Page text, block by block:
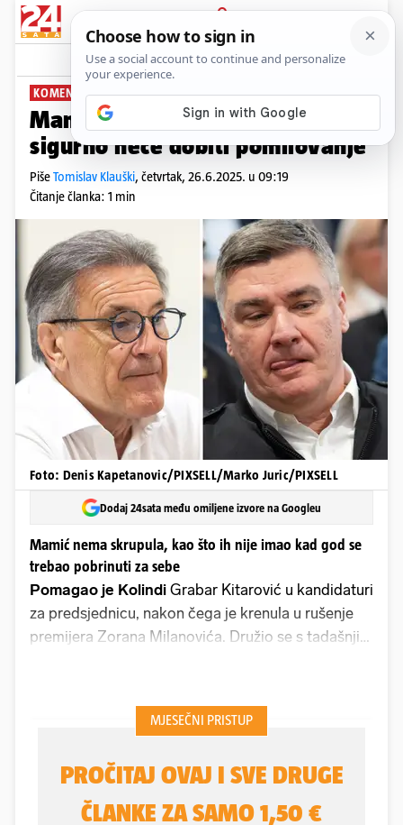
PRIJAVA
News Komentari
KOMENTIRA: TOMISLAV KLAUŠKI PLUS+
Mamić od Milanovića gotovo
sigurno neće dobiti pomilovanje
PišeTomislav Klauški, četvrtak, 26.6.2025. u 09:19
Čitanje članka: 1 min
Foto: Denis Kapetanovic/PIXSELL/Marko Juric/PIXSELL
Dodaj 24sata među omiljene izvore na Googleu
Mamić nema skrupula, kao što ih nije imao kad god se
trebao pobrinuti za sebe
Pomagao je Kolindi Grabar Kitarović u kandidaturi
za predsjednicu, nakon čega je krenula u rušenje
premijera Zorana Milanovića. Družio se s tadašnjim
Milanovićeva ministra Željka Jovanovića. Radio je
za HDZ, pomagao HDZ-u, okoristio se HDZ-om.